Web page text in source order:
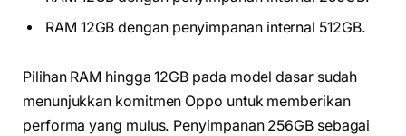
RAM 12GB dengan penyimpanan internal 512GB.
Pilihan RAM hingga 12GB pada model dasar sudah
menunjukkan komitmen Oppo untuk memberikan
performa yang mulus. Penyimpanan 256GB sebagai